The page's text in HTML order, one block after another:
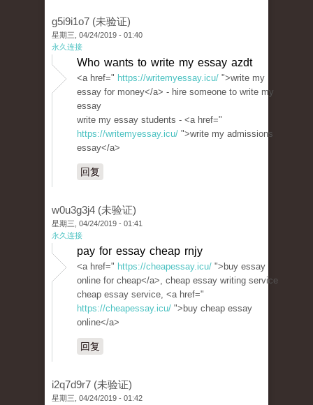
g5i9i1o7 (未验证)
星期三, 04/24/2019 - 01:40
永久连接
Who wants to write my essay azdt
<a href=" https://writemyessay.icu/ ">write my
essay for money</a> - hire someone to write my
essay
write my essay students - <a href="
https://writemyessay.icu/ ">write my admissions
essay</a>
回复
w0u3g3j4 (未验证)
星期三, 04/24/2019 - 01:41
永久连接
pay for essay cheap rnjy
<a href=" https://cheapessay.icu/ ">buy essay
online for cheap</a>, cheap essay writing service
cheap essay service, <a href="
https://cheapessay.icu/ ">buy cheap essay
online</a>
回复
i2q7d9r7 (未验证)
星期三, 04/24/2019 - 01:42